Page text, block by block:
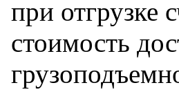
при отгрузке
стоимость